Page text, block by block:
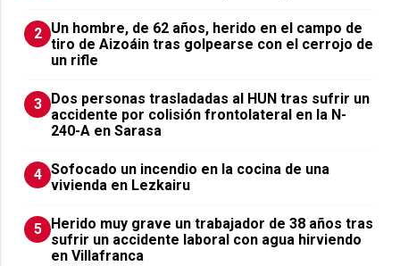
2 Un hombre, de 62 años, herido en el campo de
tiro de Aizoáin tras golpearse con el cerrojo de
un rifle
3
​Dos personas trasladadas al HUN tras sufrir un
accidente por colisión frontolateral en la N-
240-A en Sarasa
4 Sofocado un incendio en la cocina de una
vivienda en Lezkairu
5
Herido muy grave un trabajador de 38 años tras
sufrir un accidente laboral con agua hirviendo
en Villafranca